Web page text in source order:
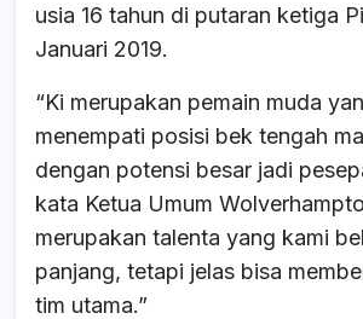
usia 16 tahun di putaran ketiga
Januari 2019.
“Ki merupakan pemain muda
menempati posisi bek tengah
dengan potensi besar jadi
kata Ketua Umum
merupakan talenta yang kami
panjang, tetapi jelas bisa
tim utama.”